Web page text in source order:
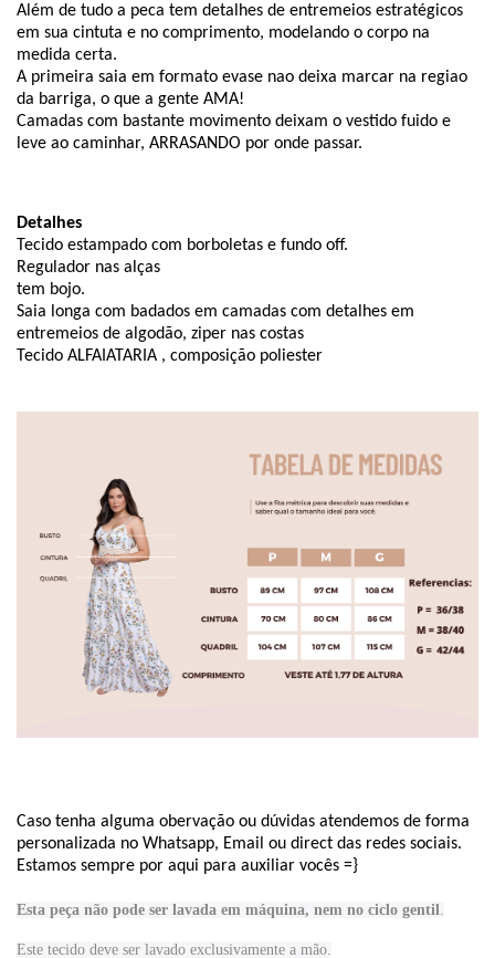
Além de tudo a peca tem detalhes de entremeios estratégicos
em sua cintuta e no comprimento, modelando o corpo na
medida certa.
A primeira saia em formato evase nao deixa marcar na regiao
da barriga, o que a gente AMA!
Camadas com bastante movimento deixam o vestido fuido e
leve ao caminhar, ARRASANDO por onde passar.
Detalhes
Tecido estampado com borboletas e fundo off.
Regulador nas alças
tem bojo.
Saia longa com badados em camadas com detalhes em
entremeios de algodão, ziper nas costas
Tecido ALFAIATARIA , composição poliester
Caso tenha alguma obervação ou dúvidas atendemos de forma
personalizada no Whatsapp, Email ou direct das redes sociais.
Estamos sempre por aqui para auxiliar vocês =}
Esta peça não pode ser lavada em máquina, nem no ciclo gentil.
Este tecido deve ser lavado exclusivamente a mão.